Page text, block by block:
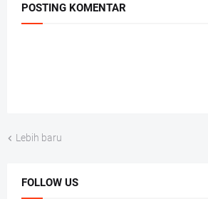
POSTING KOMENTAR
Lebih baru
FOLLOW US